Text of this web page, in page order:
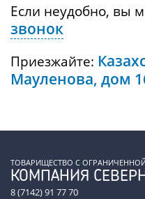
Если неудобно, вы
звонок
Приезжайте:
Мауленова, дом
ТОВАРИЩЕСТВО С
КОМПАНИЯ
8 (7142) 91 77 70